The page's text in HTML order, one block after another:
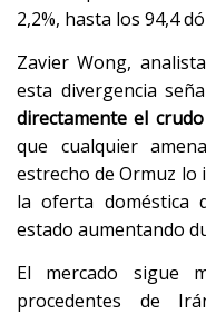
2,2%, hasta los 94,4
Zavier Wong,
esta divergencia
directamente el
que cualquier
estrecho de Ormuz lo
la oferta doméstica
estado aumentando
El mercado sigue
procedentes de